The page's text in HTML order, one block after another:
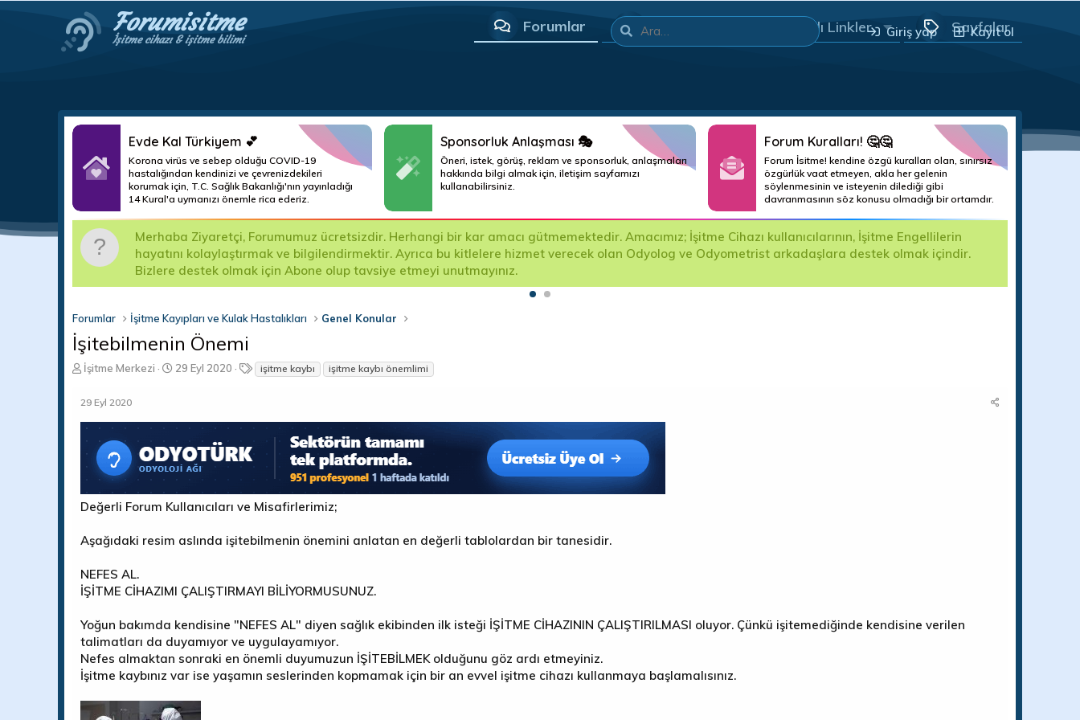
Forumisitme
İşitme cihazı & işitme bilimi
Giriş yap Kayıt ol
Forumlar Neler yeni Yararlı Linkler Sayfalar
Evde Kal Türkiyem 💕
Korona virüs ve sebep olduğu COVID-19
hastalığından kendinizi ve çevrenizdekileri
korumak için, T.C. Sağlık Bakanlığı'nın yayınladığı
14 Kural'a uymanızı önemle rica ederiz.
Sponsorluk Anlaşması 🎭
Öneri, istek, görüş, reklam ve sponsorluk, anlaşmaları
hakkında bilgi almak için, iletişim sayfamızı
kullanabilirsiniz.
Forum Kuralları! 🤔🤔
Forum İsitme! kendine özgü kuralları olan, sınırsız
özgürlük vaat etmeyen, akla her gelenin
söylenmesinin ve isteyenin dilediği gibi
davranmasının söz konusu olmadığı bir ortamdır.
Merhaba Ziyaretçi, Forumumuz ücretsizdir. Herhangi bir kar amacı gütmemektedir. Amacımız; İşitme Cihazı kullanıcılarının, İşitme Engellilerin
hayatını kolaylaştırmak ve bilgilendirmektir. Ayrıca bu kitlelere hizmet verecek olan Odyolog ve Odyometrist arkadaşlara destek olmak içindir.
Bizlere destek olmak için Abone olup tavsiye etmeyi unutmayınız.
Forumlar İşitme Kayıpları ve Kulak Hastalıkları Genel Konular
İşitebilmenin Önemi
K
u
y
u
b
ş
l
t
n
İşitme Merkezi
B
a
g
ı
ç
t
a
29 Eyl 2020
E
e
işitme kaybı işitme kaybı önemlimi
29 Eyl 2020
Değerli Forum Kullanıcıları ve Misafirlerimiz;
Aşağıdaki resim aslında işitebilmenin önemini anlatan en değerli tablolardan bir tanesidir.
NEFES AL.
İŞİTME CİHAZIMI ÇALIŞTIRMAYI BİLİYORMUSUNUZ.
Yoğun bakımda kendisine "NEFES AL" diyen sağlık ekibinden ilk isteği İŞİTME CİHAZININ ÇALIŞTIRILMASI oluyor. Çünkü işitemediğinde kendisine verilen
talimatları da duyamıyor ve uygulayamıyor.
Nefes almaktan sonraki en önemli duyumuzun İŞİTEBİLMEK olduğunu göz ardı etmeyiniz.
İşitme kaybınız var ise yaşamın seslerinden kopmamak için bir an evvel işitme cihazı kullanmaya başlamalısınız.